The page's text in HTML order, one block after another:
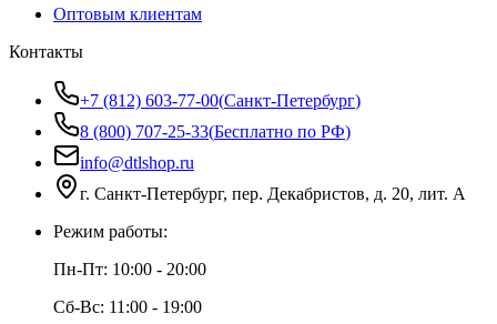
Оптовым клиентам
Контакты
+7 (812) 603-77-00(Санкт-Петербург)
8 (800) 707-25-33(Бесплатно по РФ)
info@dtlshop.ru
г. Санкт-Петербург, пер. Декабристов, д. 20, лит. А
Режим работы:
Пн-Пт: 10:00 - 20:00
Сб-Вс: 11:00 - 19:00